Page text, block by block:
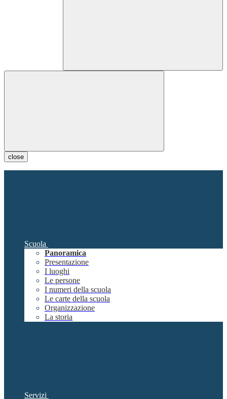
close
Scuola
Panoramica
Presentazione
I luoghi
Le persone
I numeri della scuola
Le carte della scuola
Organizzazione
La storia
Servizi